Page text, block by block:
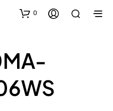
0